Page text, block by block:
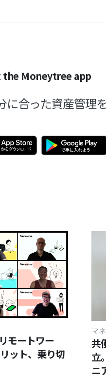
the Moneytree app
に合った資産管理
モートワー
ット、乗り切
マ
共
立
ニ